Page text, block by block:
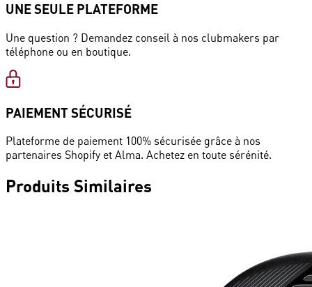
UNE SEULE PLATEFORME
Une question ? Demandez conseil à nos clubmakers par
téléphone ou en boutique.
PAIEMENT SÉCURISÉ
Plateforme de paiement 100% sécurisée grâce à nos
partenaires Shopify et Alma. Achetez en toute sérénité.
Produits Similaires